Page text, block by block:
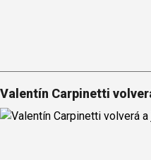
Valentín Carpinetti